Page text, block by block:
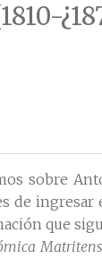
sobre
de
que